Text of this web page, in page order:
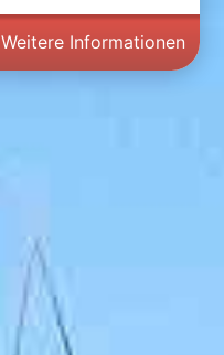
Weitere Informationen